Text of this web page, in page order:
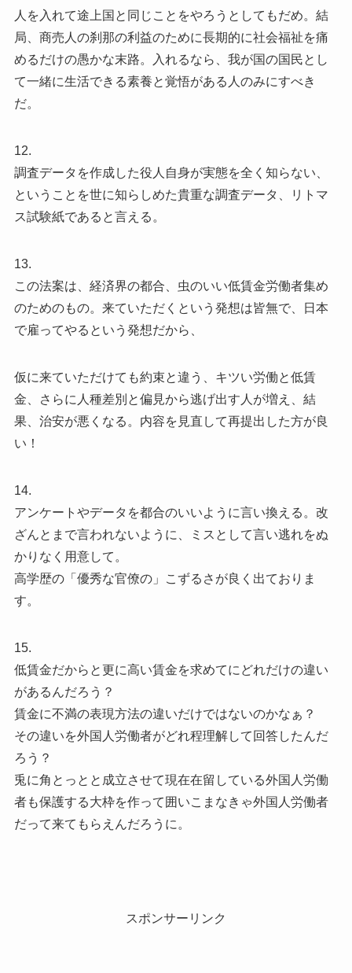
人を入れて途上国と同じことをやろうとしてもだめ。結
局、商売人の刹那の利益のために長期的に社会福祉を痛
めるだけの愚かな末路。入れるなら、我が国の国民とし
て一緒に生活できる素養と覚悟がある人のみにすべき
だ。
12.
調査データを作成した役人自身が実態を全く知らない、
ということを世に知らしめた貴重な調査データ、リトマ
ス試験紙であると言える。
13.
この法案は、経済界の都合、虫のいい低賃金労働者集め
のためのもの。来ていただくという発想は皆無で、日本
で雇ってやるという発想だから、
仮に来ていただけても約束と違う、キツい労働と低賃
金、さらに人種差別と偏見から逃げ出す人が増え、結
果、治安が悪くなる。内容を見直して再提出した方が良
い！
14.
アンケートやデータを都合のいいように言い換える。改
ざんとまで言われないように、ミスとして言い逃れをぬ
かりなく用意して。
高学歴の「優秀な官僚の」こずるさが良く出ておりま
す。
15.
低賃金だからと更に高い賃金を求めてにどれだけの違い
があるんだろう？
賃金に不満の表現方法の違いだけではないのかなぁ？
その違いを外国人労働者がどれ程理解して回答したんだ
ろう？
兎に角とっとと成立させて現在在留している外国人労働
者も保護する大枠を作って囲いこまなきゃ外国人労働者
だって来てもらえんだろうに。
スポンサーリンク